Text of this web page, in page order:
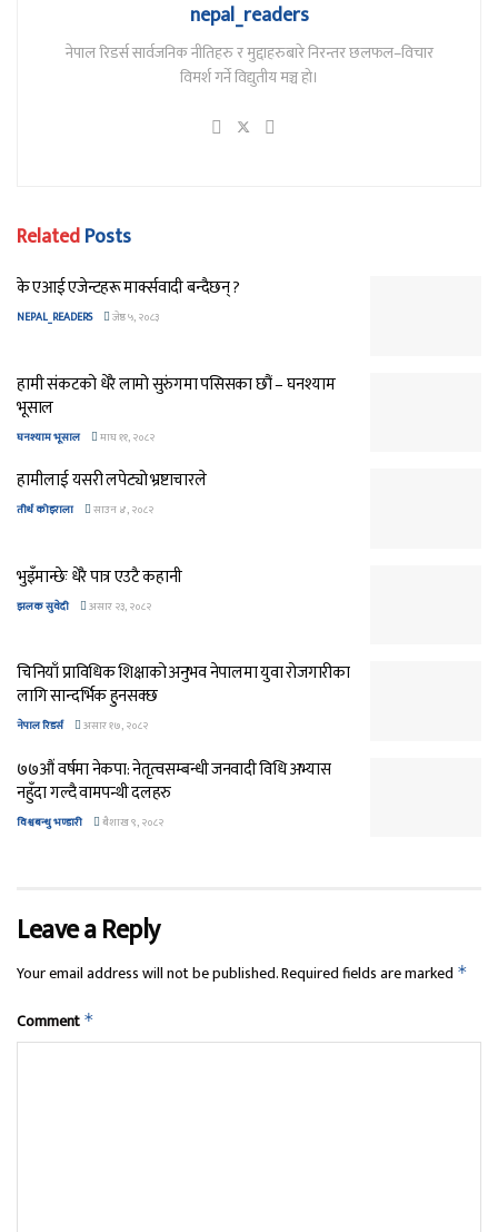
nepal_readers
नेपाल रिडर्स सार्वजनिक नीतिहरु र मुद्दाहरुबारे निरन्तर छलफल–विचार
विमर्श गर्ने विद्युतीय मञ्च हो।
RelatedPosts
के एआई एजेन्टहरू मार्क्सवादी बन्दैछन् ?
NEPAL_READERS जेष्ठ ५, २०८३
हामी संकटको धेरै लामो सुरुंगमा पसिसका छौं – घनश्याम
भूसाल
घनश्याम भूसाल माघ ११, २०८२
हामीलाई यसरी लपेट्यो भ्रष्टाचारले
तीर्थ कोइराला साउन ४, २०८२
भुइँमान्छेः धेरै पात्र एउटै कहानी
झलक सुवेदी असार २३, २०८२
चिनियाँ प्राविधिक शिक्षाको अनुभव नेपालमा युवा रोजगारीका
लागि सान्दर्भिक हुनसक्छ
नेपाल रिडर्स असार १७, २०८२
७७औं वर्षमा नेकपा: नेतृत्वसम्बन्धी जनवादी विधि अभ्यास
नहुँदा गल्दै वामपन्थी दलहरु
विश्वबन्धु भण्डारी बैशाख ९, २०८२
Leave a Reply
Your email address will not be published.Required fields are marked *
Comment *